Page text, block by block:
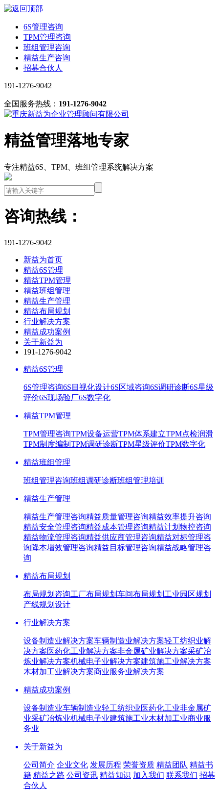
6S管理咨询
TPM管理咨询
班组管理咨询
精益生产咨询
招募合伙人
191-1276-9042
全国服务热线： 191-1276-9042
精益管理落地专家
专注精益6S、TPM、班组管理系统解决方案
咨询热线：
191-1276-9042
新益为首页
精益6S管理
精益TPM管理
精益班组管理
精益生产管理
精益布局规划
行业解决方案
精益成功案例
关于新益为
191-1276-9042
精益6S管理
6S管理咨询6S目视化设计6S区域咨询6S调研诊断6S星级
评价6S现场验厂6S数字化
精益TPM管理
TPM管理咨询TPM设备运营TPM体系建立TPM点检润滑
TPM制度编制 TPM调研诊断TPM星级评价TPM数字化
精益班组管理
班组管理咨询班组调研诊断班组管理培训
精益生产管理
精益生产管理咨询精益质量管理咨询精益效率提升咨询
精益安全管理咨询精益成本管理咨询精益计划物控咨询
精益物流管理咨询精益供应商管理咨询精益对标管理咨
询降本增效管理咨询精益目标管理咨询精益战略管理咨
询
精益布局规划
布局规划咨询工厂布局规划 车间布局规划 工业园区规划
产线规划设计
行业解决方案
设备制造业解决方案车辆制造业解决方案轻工纺织业解
决方案医药化工业解决方案非金属矿业解决方案采矿冶
炼业解决方案机械电子业解决方案建筑施工业解决方案
木材加工业解决方案商业服务业解决方案
精益成功案例
设备制造业车辆制造业轻工纺织业医药化工业非金属矿
业采矿冶炼业机械电子业建筑施工业木材加工业商业服
务业
关于新益为
公司简介 企业文化 发展历程 荣誉资质 精益团队 精益书
籍 精益之路 公司资讯 精益知识 加入我们 联系我们 招募
合伙人